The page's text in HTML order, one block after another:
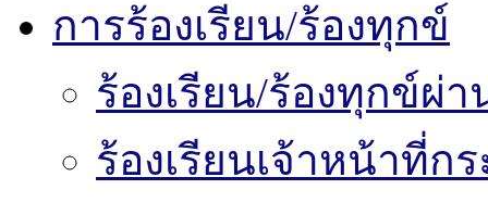
การร้องเรียน/ร้องทุกข์
ร้องเรียน/ร้องทุกข์ผ่
ร้องเรียนเจ้าหน้าที่ก